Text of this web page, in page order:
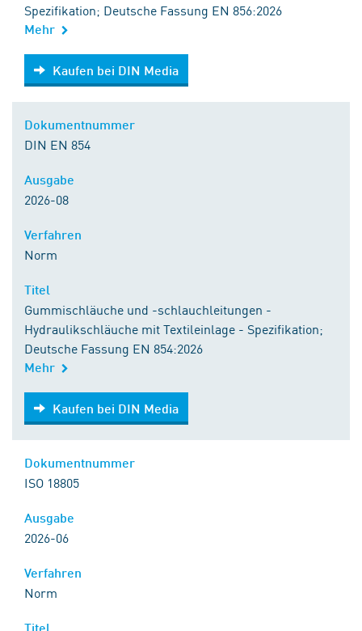
Spezifikation; Deutsche Fassung EN 856:2026
Mehr
Kaufen bei DIN Media
Kaufen bei DIN Media
DIN EN 854
2026-08
Norm
Gummischläuche und -schlauchleitungen -
Hydraulikschläuche mit Textileinlage - Spezifikation;
Deutsche Fassung EN 854:2026
Mehr
Kaufen bei DIN Media
Kaufen bei DIN Media
ISO 18805
2026-06
Norm